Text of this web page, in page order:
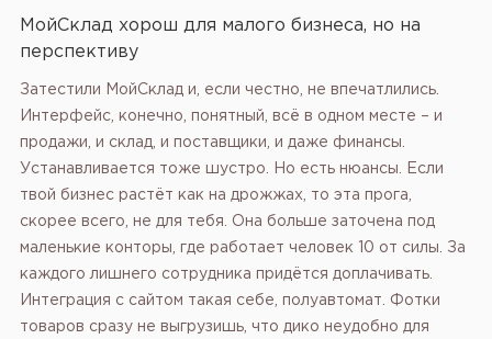
МойСклад хорош для малого бизнеса, но на
перспективу
Затестили МойСклад и, если честно, не впечатлились.
Интерфейс, конечно, понятный, всё в одном месте – и
продажи, и склад, и поставщики, и даже финансы.
Устанавливается тоже шустро. Но есть нюансы. Если
твой бизнес растёт как на дрожжах, то эта прога,
скорее всего, не для тебя. Она больше заточена под
маленькие конторы, где работает человек 10 от силы. За
каждого лишнего сотрудника придётся доплачивать.
Интеграция с сайтом такая себе, полуавтомат. Фотки
товаров сразу не выгрузишь, что дико неудобно для